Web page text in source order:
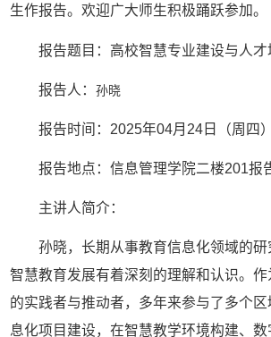
生作报告。欢迎广大师生积极踊跃参加。
报告题目：高校智慧专业建设与人才
报告人： 孙晓
报告时间：2025年04月24日（周四
报告地点：信息管理学院二楼201报
主讲人简介：
孙晓，长期从事教育信息化领域的
智慧教育发展有着深刻的理解和认识。
的实践者与推动者，多年来参与了多个
息化项目建设，在智慧教学环境构建、